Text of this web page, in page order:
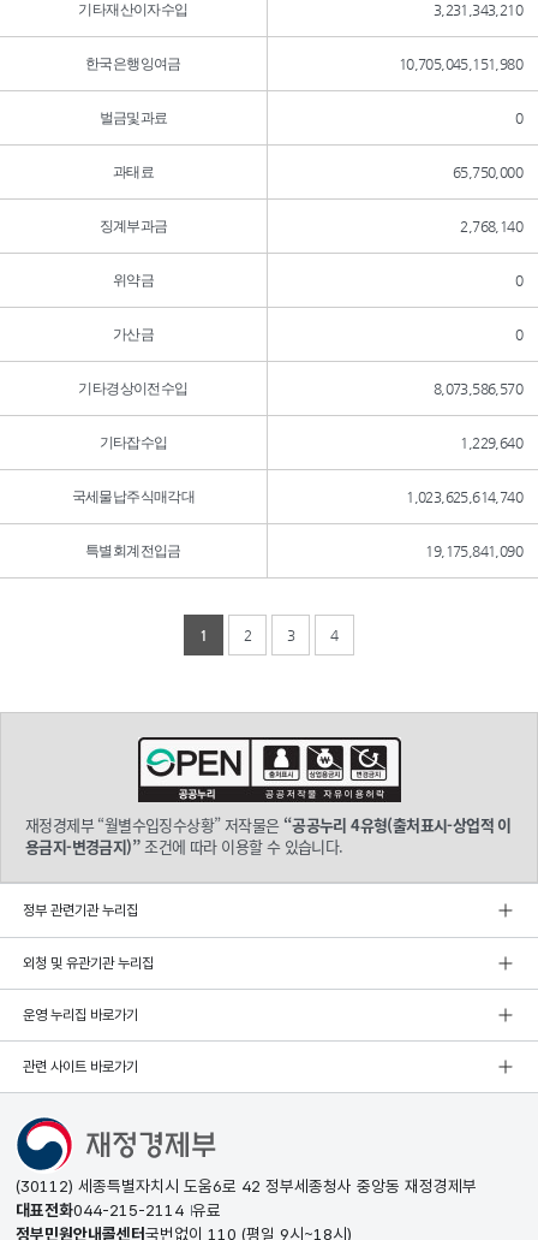
기타재산이자수입 3,231,343,210
한국은행잉여금 10,705,045,151,980
벌금및과료 0
과태료 65,750,000
징계부과금 2,768,140
위약금 0
가산금 0
기타경상이전수입 8,073,586,570
기타잡수입 1,229,640
국세물납주식매각대 1,023,625,614,740
특별회계전입금 19,175,841,090
1 2 3 4
재정경제부 “월별수입징수상황” 저작물은 “공공누리 4유형(출처표시-상업적 이
용금지-변경금지)”조건에 따라 이용할 수 있습니다.
정부 관련기관 누리집
외청 및 유관기관 누리집
운영 누리집 바로가기
관련 사이트 바로가기
(30112) 세종특별자치시 도움6로 42 정부세종청사 중앙동 재정경제부
대표전화044-215-2114 유료
정부민원안내콜센터국번없이 110 (평일 9시~18시)